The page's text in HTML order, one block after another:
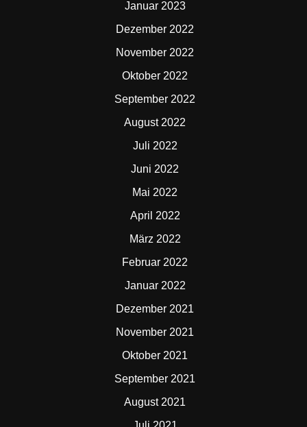
Januar 2023
Dezember 2022
November 2022
Oktober 2022
September 2022
August 2022
Juli 2022
Juni 2022
Mai 2022
April 2022
März 2022
Februar 2022
Januar 2022
Dezember 2021
November 2021
Oktober 2021
September 2021
August 2021